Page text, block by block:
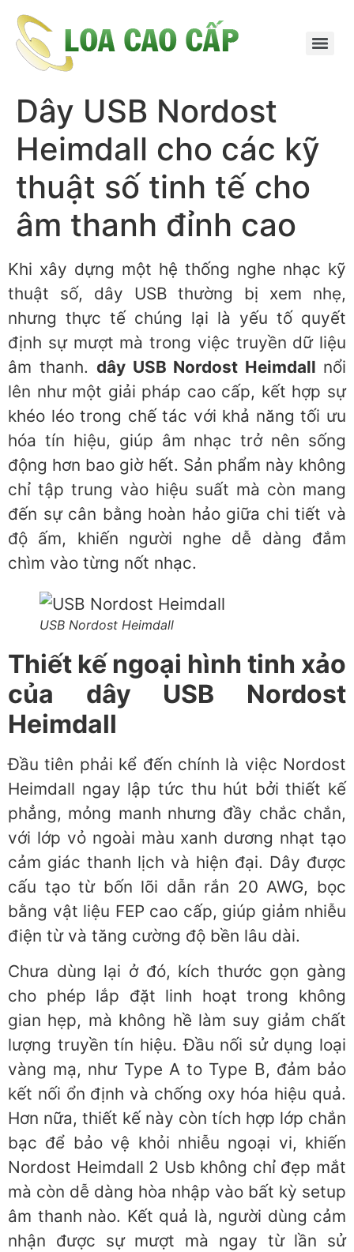
Dây USB Nordost
Heimdall cho các kỹ
thuật số tinh tế cho
âm thanh đỉnh cao
Khi xây dựng một hệ thống nghe nhạc kỹ
thuật số, dây USB thường bị xem nhẹ,
nhưng thực tế chúng lại là yếu tố quyết
định sự mượt mà trong việc truyền dữ liệu
âm thanh. dây USB Nordost Heimdall nổi
lên như một giải pháp cao cấp, kết hợp sự
khéo léo trong chế tác với khả năng tối ưu
hóa tín hiệu, giúp âm nhạc trở nên sống
động hơn bao giờ hết. Sản phẩm này không
chỉ tập trung vào hiệu suất mà còn mang
đến sự cân bằng hoàn hảo giữa chi tiết và
độ ấm, khiến người nghe dễ dàng đắm
chìm vào từng nốt nhạc.
USB Nordost Heimdall
Thiết kế ngoại hình tinh xảo
của dây USB Nordost
Heimdall
Đầu tiên phải kể đến chính là việc Nordost
Heimdall ngay lập tức thu hút bởi thiết kế
phẳng, mỏng manh nhưng đầy chắc chắn,
với lớp vỏ ngoài màu xanh dương nhạt tạo
cảm giác thanh lịch và hiện đại. Dây được
cấu tạo từ bốn lõi dẫn rắn 20 AWG, bọc
bằng vật liệu FEP cao cấp, giúp giảm nhiễu
điện từ và tăng cường độ bền lâu dài.
Chưa dùng lại ở đó, kích thước gọn gàng
cho phép lắp đặt linh hoạt trong không
gian hẹp, mà không hề làm suy giảm chất
lượng truyền tín hiệu. Đầu nối sử dụng loại
vàng mạ, như Type A to Type B, đảm bảo
kết nối ổn định và chống oxy hóa hiệu quả.
Hơn nữa, thiết kế này còn tích hợp lớp chắn
bạc để bảo vệ khỏi nhiễu ngoại vi, khiến
Nordost Heimdall 2 Usb không chỉ đẹp mắt
mà còn dễ dàng hòa nhập vào bất kỳ setup
âm thanh nào. Kết quả là, người dùng cảm
nhận được sự mượt mà ngay từ lần sử